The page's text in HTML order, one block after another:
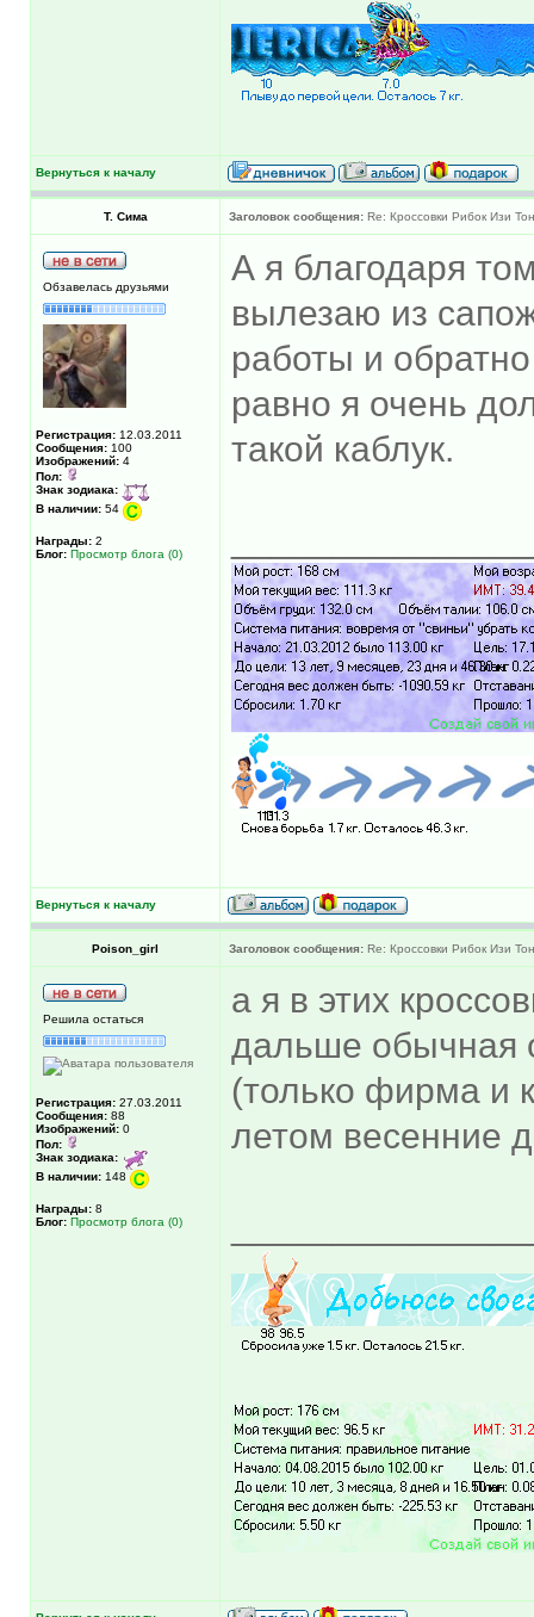
Вернуться к началу
Т. Сима Заголовок сообщения: Re: Кроссовки Рибок Изи
Обзавелась друзьями
Регистрация: 12.03.2011
Сообщения: 100
Изображений: 4
Пол:
Знак зодиака:
В наличии: 54
Награды: 2
Блог: Просмотр блога (0)
А я благодаря
вылезаю из
работы и
равно я очень
такой каблук.
Вернуться к началу
Poison_girl Заголовок сообщения: Re: Кроссовки Рибок Изи
Решила остаться
Регистрация: 27.03.2011
Сообщения: 88
Изображений: 0
Пол:
Знак зодиака:
В наличии: 148
Награды: 8
Блог: Просмотр блога (0)
а я в этих
дальше обычная
(только фирма и
летом весенние